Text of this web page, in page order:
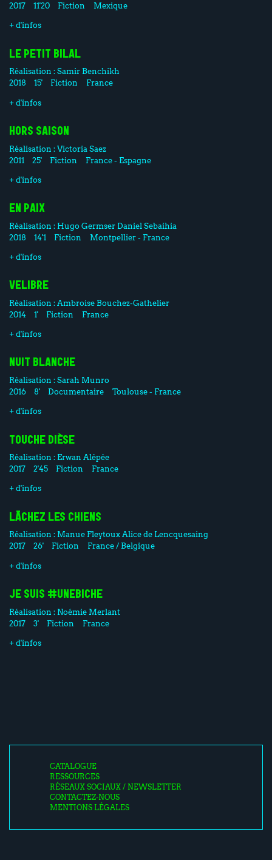
2017
11'20 Fiction Mexique
+ d'infos
LE PETIT BILAL
Réalisation :Samir Benchikh
2018
15' Fiction France
+ d'infos
HORS SAISON
Réalisation :Victoria Saez
2011
25' Fiction France - Espagne
+ d'infos
EN PAIX
Réalisation : Hugo Germser Daniel Sebaihia
2018
14'1 Fiction Montpellier - France
+ d'infos
VELIBRE
Réalisation : Ambroise Bouchez-Gathelier
2014
1' Fiction France
+ d'infos
NUIT BLANCHE
Réalisation :Sarah Munro
2016
8' Documentaire Toulouse - France
+ d'infos
TOUCHE DIÈSE
Réalisation : Erwan Alépée
2017
2'45 Fiction France
+ d'infos
LÂCHEZ LES CHIENS
Réalisation : Manue FleytouxAlice de Lencquesaing
2017
26' Fiction France / Belgique
+ d'infos
JE SUIS #UNEBICHE
Réalisation : Noémie Merlant
2017
3' Fiction France
+ d'infos
CATALOGUE
RESSOURCES
RÉSEAUX SOCIAUX / NEWSLETTER
CONTACTEZ-NOUS
MENTIONS LÉGALES